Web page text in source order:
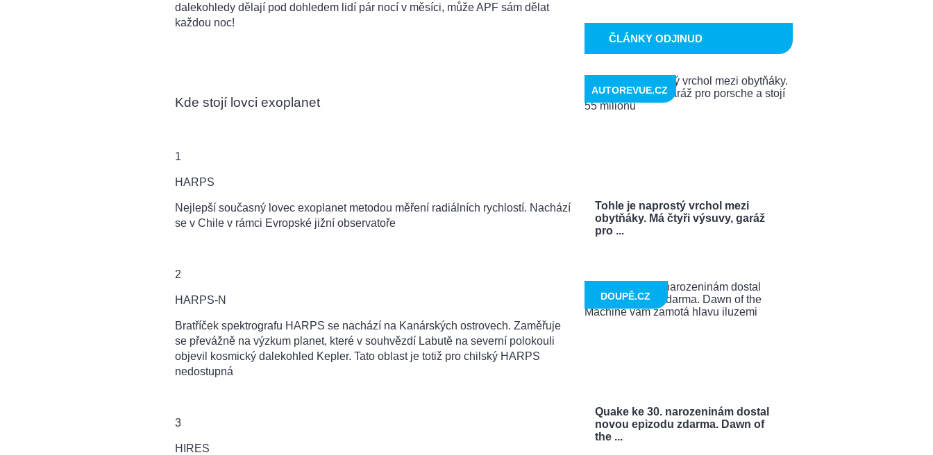
dalekohledy dělají pod dohledem lidí pár nocí v měsíci, může APF sám dělat
každou noc!
Kde stojí lovci exoplanet
1
HARPS
Nejlepší současný lovec exoplanet metodou měření radiálních rychlostí. Nachází
se v Chile v rámci Evropské jižní observatoře
2
HARPS-N
Bratříček spektrografu HARPS se nachází na Kanárských ostrovech. Zaměřuje
se převážně na výzkum planet, které v souhvězdí Labutě na severní polokouli
objevil kosmický dalekohled Kepler. Tato oblast je totiž pro chilský HARPS
nedostupná
3
HIRES
ČLÁNKY ODJINUD
Tohle je naprostý vrchol mezi
obytňáky. Má čtyři výsuvy, garáž
pro ...
AUTOREVUE.CZ
Quake ke 30. narozeninám dostal
novou epizodu zdarma. Dawn of
the ...
DOUPĚ.CZ